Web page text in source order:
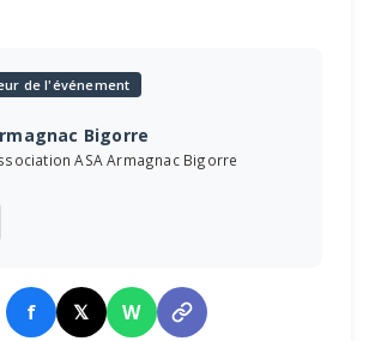
de l'événement
Bigorre
ASA Armagnac Bigorre
f 𝕏 W